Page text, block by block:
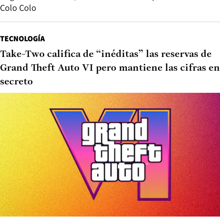
Colo Colo
TECNOLOGÍA
Take-Two califica de “inéditas” las reservas de
Grand Theft Auto VI pero mantiene las cifras en
secreto